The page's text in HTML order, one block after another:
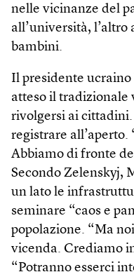
nelle vicinanze del
all’università, l’altro
bambini.
Il presidente
atteso il tradizionale
rivolgersi ai cittadini.
registrare
Abbiamo di fronte
Secondo Zelenskyj,
un lato le
seminare “caos e
popolazione. “Ma
vicenda. Crediamo
“Potranno esserci